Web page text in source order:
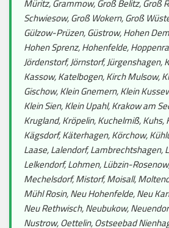
Müritz, Grammow, Groß Belitz, Groß
Schwiesow, Groß Wokern, Groß
Gülzow-Prüzen, Güstrow, Hohen
Hohen Sprenz, Hohenfelde,
Jördenstorf, Jörnstorf, Jürgenshagen,
Kassow, Katelbogen, Kirch Mulsow,
Gischow, Klein Gnemern, Klein
Klein Sien, Klein Upahl, Krakow am
Krugland, Kröpelin, Kuchelmiß, Kuhs,
Kägsdorf, Käterhagen, Körchow,
Laase, Lalendorf, Lambrechtshagen,
Lelkendorf, Lohmen, Lübzin-
Mechelsdorf, Mistorf, Moisall,
Mühl Rosin, Neu Hohenfelde, Neu
Neu Rethwisch, Neubukow,
Nustrow, Oettelin, Ostseebad